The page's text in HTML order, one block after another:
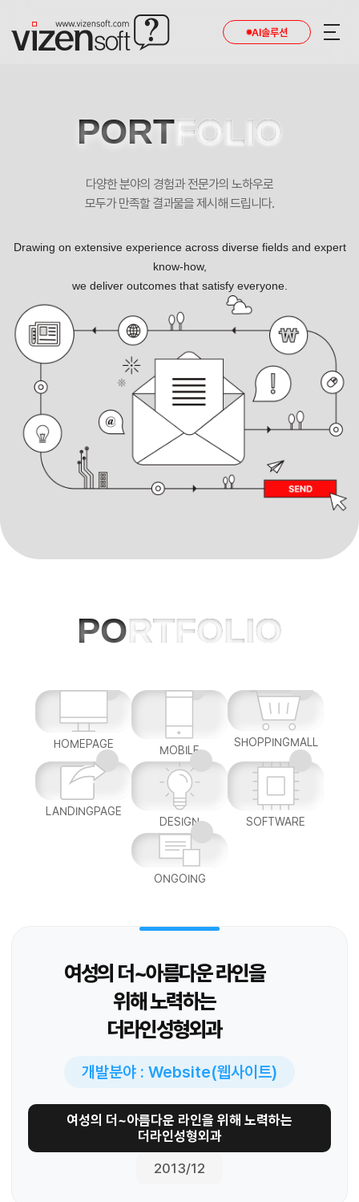
AI솔루션
여성의 더~아름다운 라인을 위해 노력하는 더라인성형외과 포트폴리오
PORTFOLIO
다양한 분야의 경험과 전문가의 노하우로
모두가 만족할 결과물을 제시해 드립니다.
Drawing on extensive experience across diverse fields and expert
know-how,
we deliver outcomes that satisfy everyone.
PORTFOLIO
HOMEPAGE MOBILE
SHOPPINGMALL
LANDINGPAGE
DESIGN
SOFTWARE
ONGOING
여성의 더~아름다운 라인을
위해 노력하는
더라인성형외과
개발분야 : Website(웹사이트)
여성의 더~아름다운 라인을 위해 노력하는
더라인성형외과
2013/12